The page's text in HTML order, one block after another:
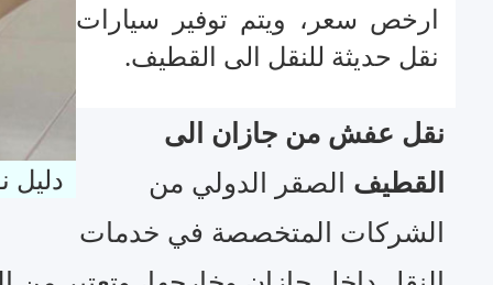
دليل
ارخص سعر، ويتم توفير سيارات
نقل حديثة للنقل الى القطيف.
نقل عفش من جازان الى
القطيف الصقر الدولي من
الشركات المتخصصة في خدمات